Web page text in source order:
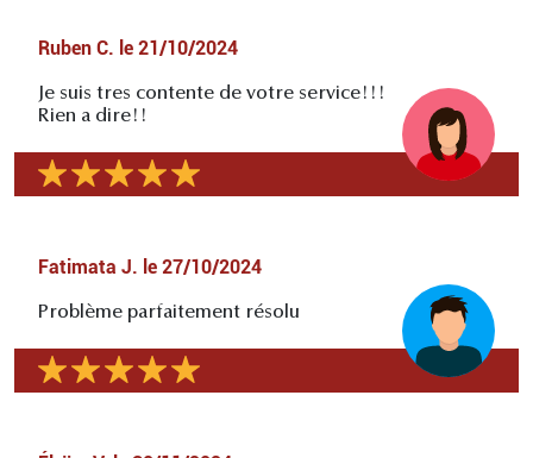
Ruben C. le 21/10/2024
Je suis tres contente de votre service!!!
Rien a dire!!
Fatimata J. le 27/10/2024
Problème parfaitement résolu